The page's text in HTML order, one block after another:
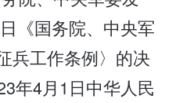
《国务院、中央军
兵工作条例〉的决
年4月1日中华人民